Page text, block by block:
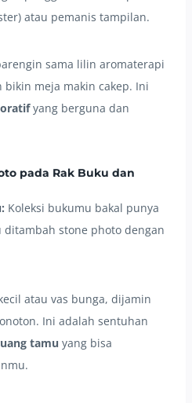
atau pemanis tampilan.
sama lilin aromaterapi
meja makin cakep. Ini
yang berguna dan
pada Rak Buku dan
Koleksi bukumu bakal punya
stone photo dengan
atau vas bunga, dijamin
Ini adalah sentuhan
tamu yang bisa